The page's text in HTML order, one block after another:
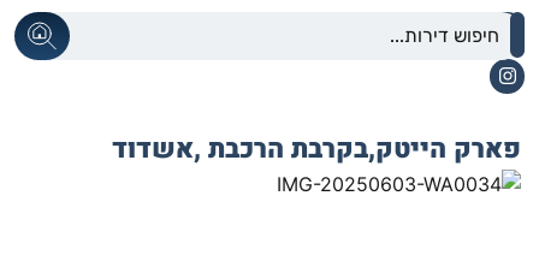
פארק הייטק,בקרבת הרכבת ,אשדוד